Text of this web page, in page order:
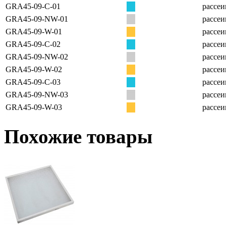
GRA45-09-C-01
GRA45-09-NW-01
GRA45-09-W-01
GRA45-09-C-02
GRA45-09-NW-02
GRA45-09-W-02
GRA45-09-C-03
GRA45-09-NW-03
GRA45-09-W-03
Похожие товары